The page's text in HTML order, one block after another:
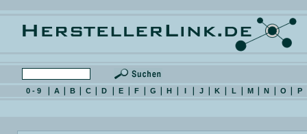
0 - 9 A B C D E F G H I J K L M N O P